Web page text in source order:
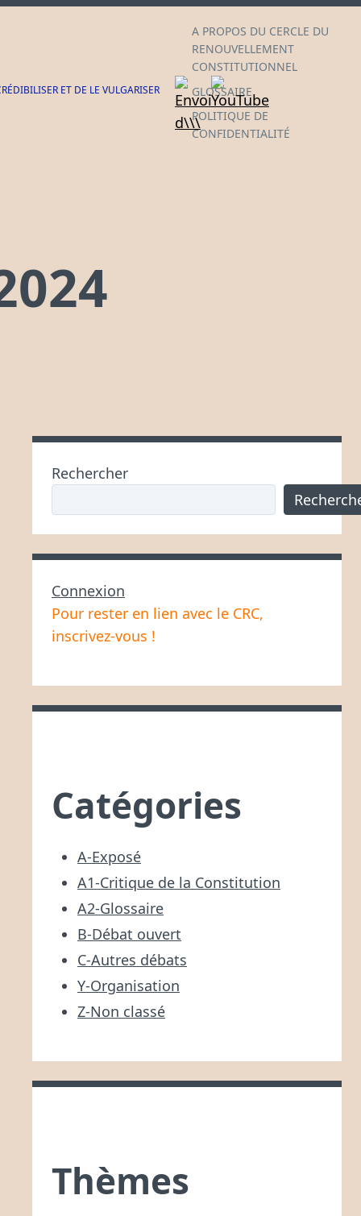
ET DE LE VULGARISER
A PROPOS DU CERCLE DU
RENOUVELLEMENT
CONSTITUTIONNEL
GLOSSAIRE
POLITIQUE DE
CONFIDENTIALITÉ
Rechercher
Connexion
Pour rester en lien avec le CRC,
inscrivez-vous !
Catégories
A-Exposé
A1-Critique de la Constitution
A2-Glossaire
B-Débat ouvert
C-Autres débats
Y-Organisation
Z-Non classé
Thèmes